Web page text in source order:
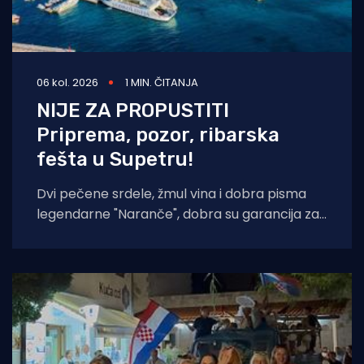
06 kol. 2026 1 MIN. ČITANJA
NIJE ZA PROPUSTITI
Priprema, pozor, ribarska
fešta u Supetru!
Dvi pečene srdele, žmul vina i dobra pisma
legendarne "Naranče", dobra su garancija za